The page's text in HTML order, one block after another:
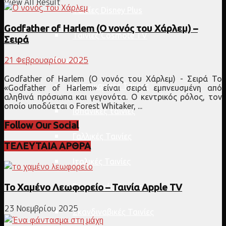
Ταινίες Disney Plus
Ταινίες Cosmote TV
Περιοχή
Αμερικανικές Ταινίες
Ισπανικές ταινίες
Ιταλικές Ταινίες
Βρετανικές Ταινίες
Σκανδιναβικές Ταινίες
Godfather of Harlem (Ο νονός του Χάρλεμ) –
Σειρά
21 Φεβρουαρίου 2025
Godfather of Harlem (Ο νονός του Χάρλεμ) - Σειρά Το
«Godfather of Harlem» είναι σειρά εμπνευσμένη από
αληθινά πρόσωπα και γεγονότα. O κεντρικός ρόλος, τον
οποίο υποδύεται ο Forest Whitaker, ...
Follow Our Social
ΤΕΛΕΥΤΑΙΑ ΑΡΘΡΑ
Το Χαμένο Λεωφορείο – Ταινία Apple TV
23 Νοεμβρίου 2025